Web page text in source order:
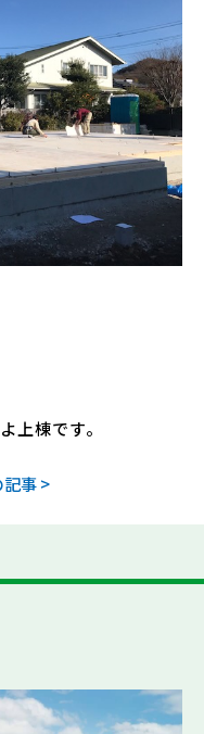
上棟です。
事 >